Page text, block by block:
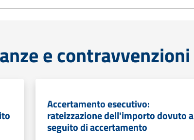
e contravvenzioni
Accertamento esecutivo:
rateizzazione dell'importo dovuto a
seguito di accertamento